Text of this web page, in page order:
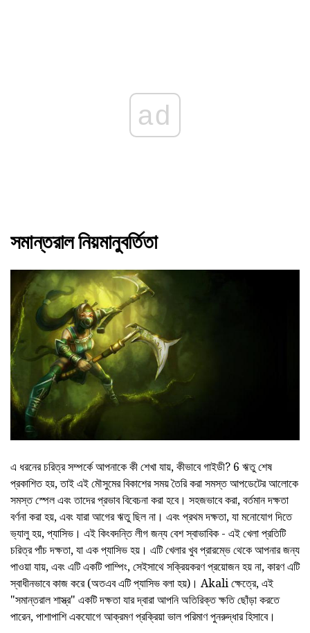
ad
সমান্তরাল নিয়মানুবর্তিতা
এ ধরনের চরিত্র সম্পর্কে আপনাকে কী শেখা যায়, কীভাবে গাইডী? 6 ঋতু শেষ
প্রকাশিত হয়, তাই এই মৌসুমের বিকাশের সময় তৈরি করা সমস্ত আপডেটের আলোকে
সমস্ত স্পেল এবং তাদের প্রভাব বিবেচনা করা হবে। সহজভাবে করা, বর্তমান দক্ষতা
বর্ণনা করা হয়, এবং যারা আগের ঋতু ছিল না। এবং প্রথম দক্ষতা, যা মনোযোগ দিতে
ভ্যালু হয়, প্যাসিভ। এই কিংবদন্তি লীগ জন্য বেশ স্বাভাবিক - এই খেলা প্রতিটি
চরিত্র পাঁচ দক্ষতা, যা এক প্যাসিভ হয়। এটি খেলার খুব প্রারম্ভে থেকে আপনার জন্য
পাওয়া যায়, এবং এটি একটি পাম্পিং, সেইসাথে সক্রিয়করণ প্রয়োজন হয় না, কারণ এটি
স্বাধীনভাবে কাজ করে (অতএব এটি প্যাসিভ বলা হয়)। Akali ক্ষেত্রে, এই
"সমান্তরাল শাস্ত্র" একটি দক্ষতা যার দ্বারা আপনি অতিরিক্ত ক্ষতি ছোঁড়া করতে
পারেন, পাশাপাশি একযোগে আক্রমণ প্রক্রিয়া ভাল পরিমাণ পুনরুদ্ধার হিসাবে।